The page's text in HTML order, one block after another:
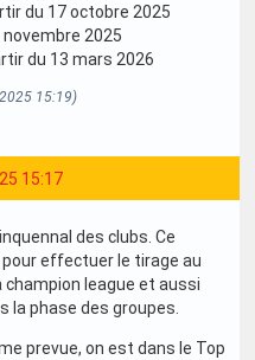
du 17 octobre 2025
novembre 2025
du 13 mars 2026
15:19)
15:17
des clubs. Ce
effectuer le tirage au
league et aussi
la phase des groupes.
prevue, on est dans le Top